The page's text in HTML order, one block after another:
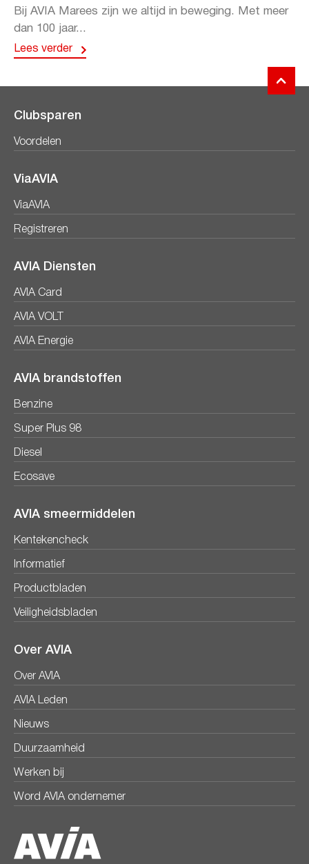
Bij AVIA Marees zijn we altijd in beweging. Met meer
dan 100 jaar...
Lees verder
Clubsparen
Voordelen
ViaAVIA
ViaAVIA
Registreren
AVIA Diensten
AVIA Card
AVIA VOLT
AVIA Energie
AVIA brandstoffen
Benzine
Super Plus 98
Diesel
Ecosave
AVIA smeermiddelen
Kentekencheck
Informatief
Productbladen
Veiligheidsbladen
Over AVIA
Over AVIA
AVIA Leden
Nieuws
Duurzaamheid
Werken bij
Word AVIA ondernemer